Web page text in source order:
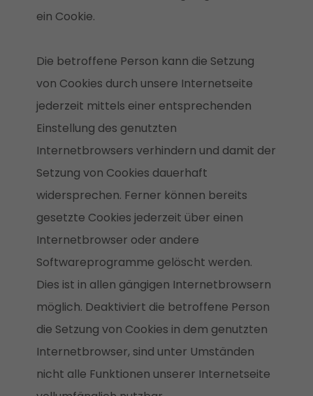
ein Cookie.
Die betroffene Person kann die Setzung
von Cookies durch unsere Internetseite
jederzeit mittels einer entsprechenden
Einstellung des genutzten
Internetbrowsers verhindern und damit der
Setzung von Cookies dauerhaft
widersprechen. Ferner können bereits
gesetzte Cookies jederzeit über einen
Internetbrowser oder andere
Softwareprogramme gelöscht werden.
Dies ist in allen gängigen Internetbrowsern
möglich. Deaktiviert die betroffene Person
die Setzung von Cookies in dem genutzten
Internetbrowser, sind unter Umständen
nicht alle Funktionen unserer Internetseite